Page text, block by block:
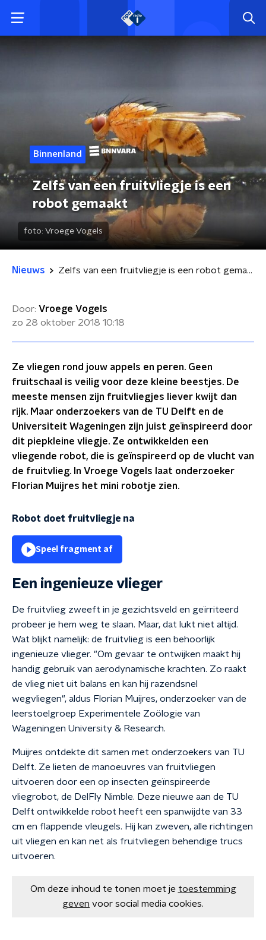
Binnenland
Zelfs van een fruitvliegje is een
robot gemaakt
foto: Vroege Vogels
Nieuws Zelfs van een fruitvliegje is een robot gemaakt
Door: Vroege Vogels
zo 28 oktober 2018 10:18
Ze vliegen rond jouw appels en peren. Geen
fruitschaal is veilig voor deze kleine beestjes. De
meeste mensen zijn fruitvliegjes liever kwijt dan
rijk. Maar onderzoekers van de TU Delft en de
Universiteit Wageningen zijn juist geïnspireerd door
dit piepkleine vliegje. Ze ontwikkelden een
vliegende robot, die is geïnspireerd op de vlucht van
de fruitvlieg. In Vroege Vogels laat onderzoeker
Florian Muijres het mini robotje zien.
Robot doet fruitvliegje na
Speel fragment af
Een ingenieuze vlieger
De fruitvlieg zweeft in je gezichtsveld en geïrriteerd
probeer je hem weg te slaan. Maar, dat lukt niet altijd.
Wat blijkt namelijk: de fruitvlieg is een behoorlijk
ingenieuze vlieger. "Om gevaar te ontwijken maakt hij
handig gebruik van aerodynamische krachten. Zo raakt
de vlieg niet uit balans en kan hij razendsnel
wegvliegen", aldus Florian Muijres, onderzoeker van de
leerstoelgroep Experimentele Zoölogie van
Wageningen University & Research.
Muijres ontdekte dit samen met onderzoekers van TU
Delft. Ze lieten de manoeuvres van fruitvliegen
uitvoeren door een op insecten geïnspireerde
vliegrobot, de DelFly Nimble. Deze nieuwe aan de TU
Delft ontwikkelde robot heeft een spanwijdte van 33
cm en flappende vleugels. Hij kan zweven, alle richtingen
uit vliegen en kan net als fruitvliegen behendige trucs
uitvoeren.
Om deze inhoud te tonen moet je toestemming
geven voor social media cookies.